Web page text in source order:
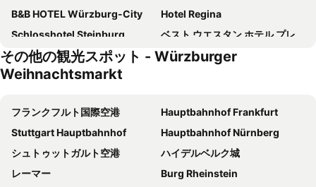
B&B HOTEL Würzburg-City
Hotel Regina
Schlosshotel Steinburg
ベスト ウエスタン ホテル プレミア レブストック
Hotel Amberger
Hotel Franziskaner
シティ パートナー ホテル シュトラウス
イビス ヴュルツブルク シティ
Hotel Müller Café & Wein - Mondholzhotel
AC Hotel Wuerzburg
Central Hotel Garni
Etna Hotel & Ristorante
Main Hotel Eckert
Premier Inn Wurzburg hotel
Moxy Wuerzburg
その他の観光スポット - Würzburger
Weihnachtsmarkt
フランクフルト国際空港
Hauptbahnhof Frankfurt
Stuttgart Hauptbahnhof
Hauptbahnhof Nürnberg
シュトゥットガルト空港
ハイデルベルク城
レーマー
Burg Rheinstein